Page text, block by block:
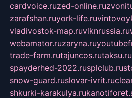
cardvoice.ruzed-online.ru
zarafshan.ruyork-life.ru
vladivostok-map.ruvlknrussia.ru
webamator.ruzaryna.ru
trade-farm.rutajuncos.rutaksu.ru
spayderhed-2022.rusplclub.ru
snow-guard.ruslovar-ivrit.ru
shkurki-karakulya.ru